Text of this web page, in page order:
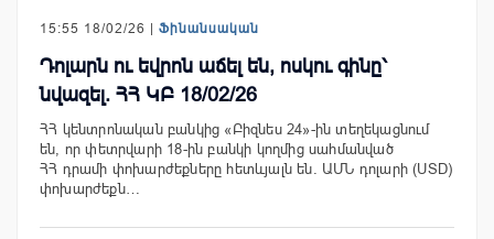
15:55 18/02/26 | Ֆինանսական
Դոլարն ու եվրոն աճել են, ոսկու գինը՝
նվազել. ՀՀ ԿԲ 18/02/26
ՀՀ կենտրոնական բանկից «Բիզնես 24»-ին տեղեկացնում
են, որ փետրվարի 18-ին բանկի կողմից սահմանված
ՀՀ դրամի փոխարժեքները հետևյալն են. ԱՄՆ դոլարի (USD)
փոխարժեքն…